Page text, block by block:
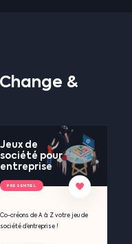
Change &
Jeux de
société pour
entreprise
Co-créons de A à Z votre jeu de
société d’entreprise !
PRESENTIEL